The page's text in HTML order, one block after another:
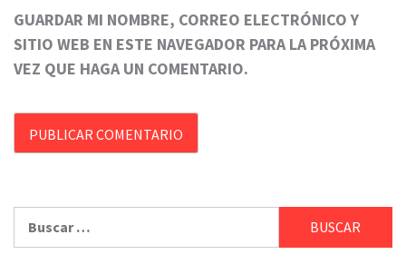
GUARDAR MI NOMBRE, CORREO ELECTRÓNICO Y
SITIO WEB EN ESTE NAVEGADOR PARA LA PRÓXIMA
VEZ QUE HAGA UN COMENTARIO.